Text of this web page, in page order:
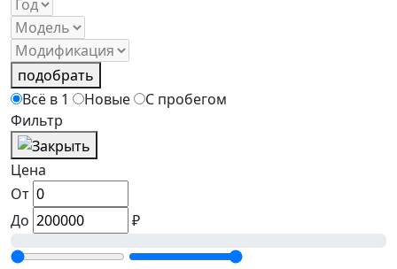
подобрать
Всё в 1
Новые
С пробегом
Фильтр
Цена
От
До
₽